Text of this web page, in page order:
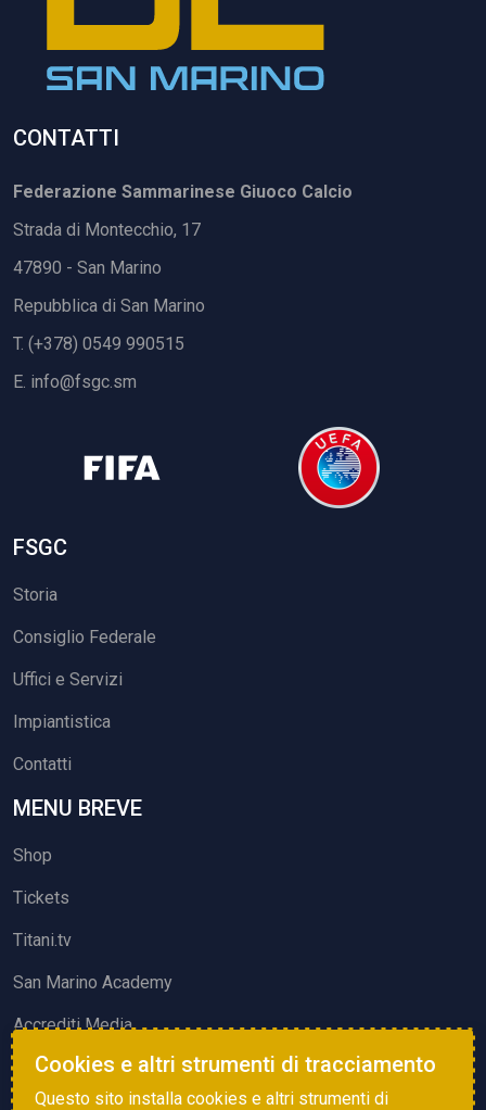
CONTATTI
Federazione Sammarinese Giuoco Calcio
Strada di Montecchio, 17
47890 - San Marino
Repubblica di San Marino
T. (+378) 0549 990515
E. info@fsgc.sm
FSGC
Storia
Consiglio Federale
Uffici e Servizi
Impiantistica
Contatti
MENU BREVE
Shop
Tickets
Titani.tv
San Marino Academy
Accrediti Media
ATTIVITÀ ED EVENTI
Cookies e altri strumenti di tracciamento
Questo sito installa cookies e altri strumenti di